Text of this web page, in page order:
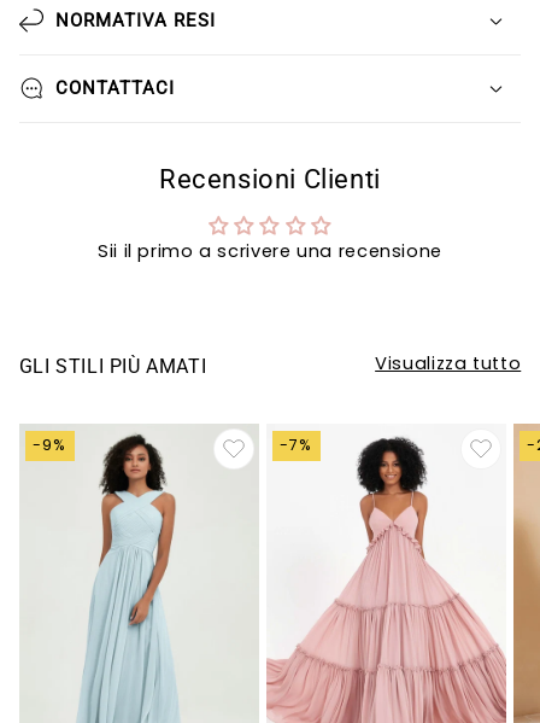
NORMATIVA RESI
CONTATTACI
Recensioni Clienti
Sii il primo a scrivere una recensione
GLI STILI PIÙ AMATI Visualizza tutto
-9% -7% -